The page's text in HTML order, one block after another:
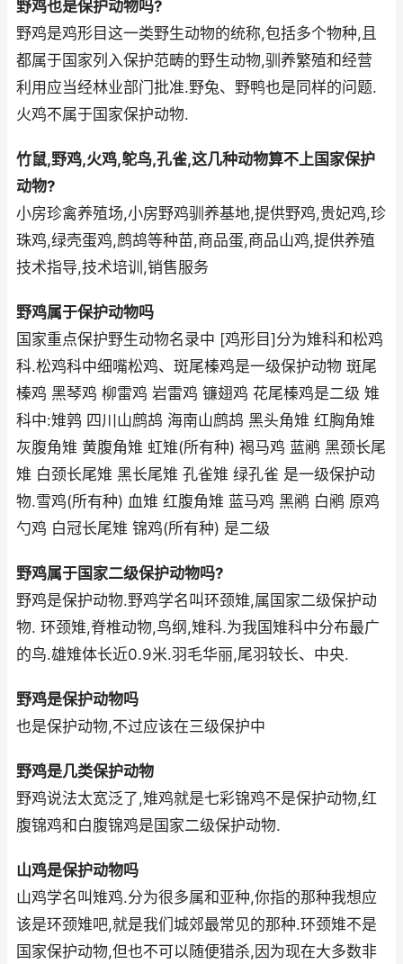
野鸡也是保护动物吗?
野鸡是鸡形目这一类野生动物的统称,包括多个物种,且
都属于国家列入保护范畴的野生动物,驯养繁殖和经营
利用应当经林业部门批准.野兔、野鸭也是同样的问题.
火鸡不属于国家保护动物.
竹鼠,野鸡,火鸡,鸵鸟,孔雀,这几种动物算不上国家保护
动物?
小房珍禽养殖场,小房野鸡驯养基地,提供野鸡,贵妃鸡,珍
珠鸡,绿壳蛋鸡,鹧鸪等种苗,商品蛋,商品山鸡,提供养殖
技术指导,技术培训,销售服务
野鸡属于保护动物吗
国家重点保护野生动物名录中 [鸡形目]分为雉科和松鸡
科.松鸡科中细嘴松鸡、斑尾榛鸡是一级保护动物 斑尾
榛鸡 黑琴鸡 柳雷鸡 岩雷鸡 镰翅鸡 花尾榛鸡是二级 雉
科中:雉鹑 四川山鹧鸪 海南山鹧鸪 黑头角雉 红胸角雉
灰腹角雉 黄腹角雉 虹雉(所有种) 褐马鸡 蓝鹇 黑颈长尾
雉 白颈长尾雉 黑长尾雉 孔雀雉 绿孔雀 是一级保护动
物.雪鸡(所有种) 血雉 红腹角雉 蓝马鸡 黑鹇 白鹇 原鸡
勺鸡 白冠长尾雉 锦鸡(所有种) 是二级
野鸡属于国家二级保护动物吗?
野鸡是保护动物.野鸡学名叫环颈雉,属国家二级保护动
物. 环颈雉,脊椎动物,鸟纲,雉科.为我国雉科中分布最广
的鸟.雄雉体长近0.9米.羽毛华丽,尾羽较长、中央.
野鸡是保护动物吗
也是保护动物,不过应该在三级保护中
野鸡是几类保护动物
野鸡说法太宽泛了,雉鸡就是七彩锦鸡不是保护动物,红
腹锦鸡和白腹锦鸡是国家二级保护动物.
山鸡是保护动物吗
山鸡学名叫雉鸡.分为很多属和亚种,你指的那种我想应
该是环颈雉吧,就是我们城郊最常见的那种.环颈雉不是
国家保护动物,但也不可以随便猎杀,因为现在大多数非